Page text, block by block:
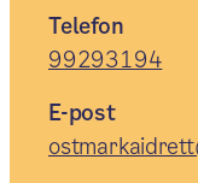
Telefon
99293194
E-post